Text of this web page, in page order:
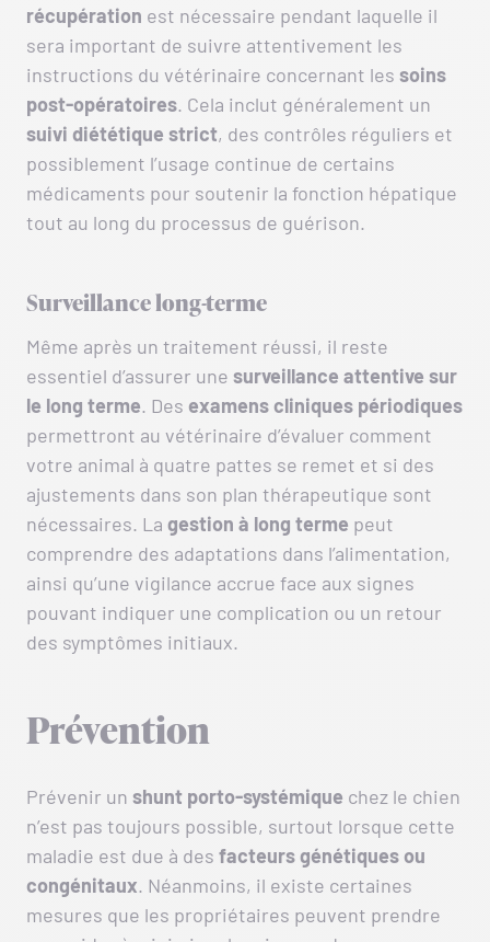
récupération est nécessaire pendant laquelle il
sera important de suivre attentivement les
instructions du vétérinaire concernant les soins
post-opératoires. Cela inclut généralement un
suivi diététique strict, des contrôles réguliers et
possiblement l’usage continue de certains
médicaments pour soutenir la fonction hépatique
tout au long du processus de guérison.
Surveillance long-terme
Même après un traitement réussi, il reste
essentiel d’assurer une surveillance attentive sur
le long terme. Des examens cliniques périodiques
permettront au vétérinaire d’évaluer comment
votre animal à quatre pattes se remet et si des
ajustements dans son plan thérapeutique sont
nécessaires. La gestion à long terme peut
comprendre des adaptations dans l’alimentation,
ainsi qu’une vigilance accrue face aux signes
pouvant indiquer une complication ou un retour
des symptômes initiaux.
Prévention
Prévenir un shunt porto-systémique chez le chien
n’est pas toujours possible, surtout lorsque cette
maladie est due à des facteurs génétiques ou
congénitaux. Néanmoins, il existe certaines
mesures que les propriétaires peuvent prendre